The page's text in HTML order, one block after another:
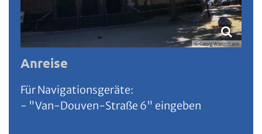
© Georg Wiesemann
Anreise
Für Navigationsgeräte:
- "Van-Douven-Straße 6" eingeben